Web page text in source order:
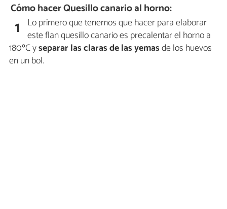
Cómo hacer Quesillo canario al horno:
1 Lo primero que tenemos que hacer para elaborar
este flan quesillo canario es precalentar el horno a
180ºC yseparar las claras de las yemasde los huevos
en un bol.